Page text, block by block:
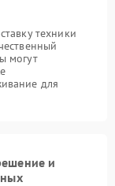
техники
могут
для
и